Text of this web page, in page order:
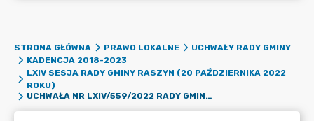
STRONA GŁÓWNA PRAWO LOKALNE
UCHWAŁY RADY GMINY
KADENCJA 2018-2023
LXIV SESJA RADY GMINY RASZYN (20 PAŹDZIERNIKA 2022
ROKU)
UCHWAŁA NR LXIV/559/2022 RADY GMINY RASZYN Z DNIA 20 PAŹDZIERNIKA 2022 ROKU W SPRAWIE UDZIELENIA POMOCY FINANSOWEJ DLA POWIATU PRUSZKOWSKIEGO Z PRZEZNACZENIEM NA ORGANIZACJĘ POWIATOWYCH PRZEWOZÓW PASAŻERSKICH O CHARAKTERZE UŻYTECZNOŚCI PUBLICZNEJ